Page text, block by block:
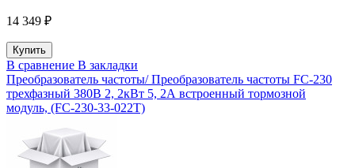
14 349 ₽
В сравнение В закладки
Преобразователь частоты/ Преобразователь частоты FC-230
трехфазный 380В 2, 2кВт 5, 2А встроенный тормозной
модуль, (FC-230-33-022T)